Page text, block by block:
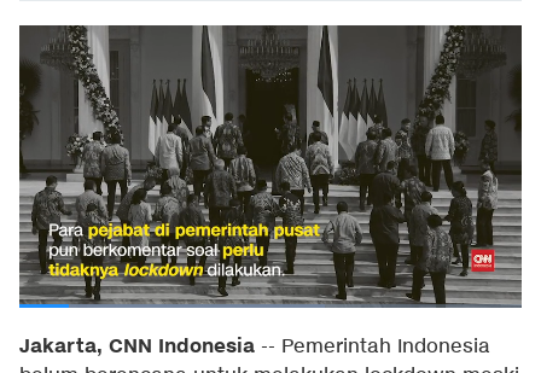
Jakarta, CNN Indonesia -- Pemerintah Indonesia